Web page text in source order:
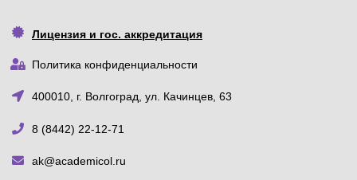
Лицензия и гос. аккредитация
Политика конфиденциальности
400010, г. Волгоград, ул. Качинцев, 63
8 (8442) 22-12-71
ak@academicol.ru